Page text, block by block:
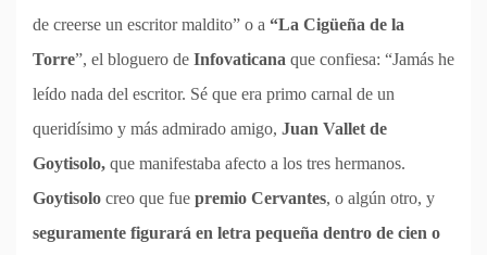
de creerse un escritor maldito” o a “La Cigüeña de la
Torre”, el bloguero de Infovaticana que confiesa: “Jamás he
leído nada del escritor. Sé que era primo carnal de un
queridísimo y más admirado amigo, Juan Vallet de
Goytisolo, que manifestaba afecto a los tres hermanos.
Goytisolo creo que fue premio Cervantes, o algún otro, y
seguramente figurará en letra pequeña dentro de cien o